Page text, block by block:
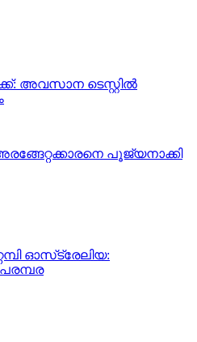
അവസാന ടെസ്റ്റില്‍
പൂജ്യനാക്കി
ഓസ്‌ട്രേലിയ: